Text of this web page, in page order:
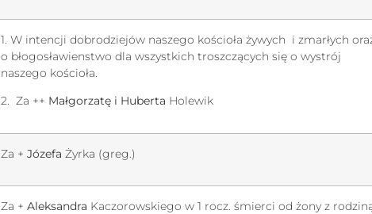
1. W intencji dobrodziejów naszego kościoła żywych i zmarłych
o błogosławienstwo dla wszystkich troszczących się o wystrój
naszego kościoła.
2. Za ++ Małgorzatę i Huberta Holewik
Za + Józefa Żyrka (greg.)
Za + Aleksandra Kaczorowskiego w 1 rocz. śmierci od żony z